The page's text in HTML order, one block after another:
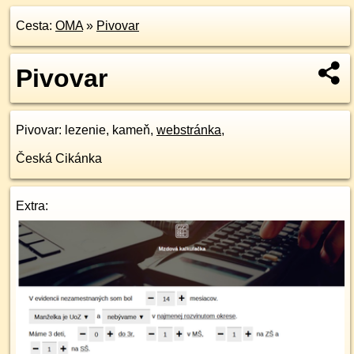
Cesta: OMA» Pivovar
Pivovar
Pivovar: lezenie, kameň, webstránka,
Česká Cikánka
Extra: